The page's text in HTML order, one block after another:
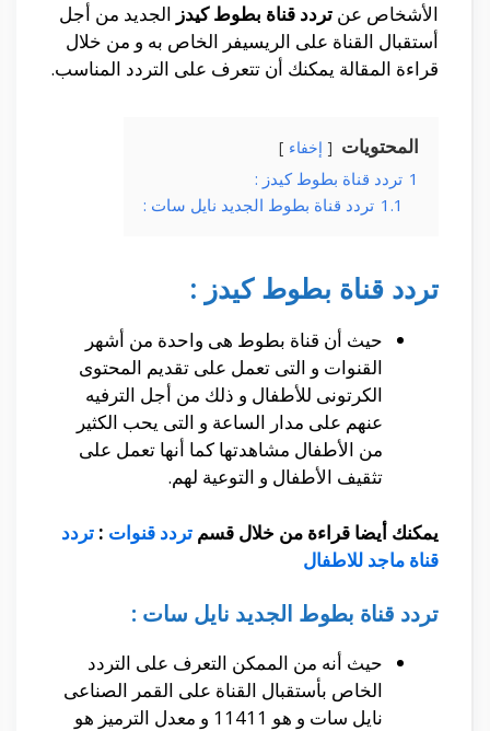
الأشخاص عن تردد قناة بطوط كيدز الجديد من أجل
أستقبال القناة على الريسيفر الخاص به و من خلال
قراءة المقالة يمكنك أن تتعرف على التردد المناسب.
المحتويات إخفاء
1 تردد قناة بطوط كيدز :
1.1 تردد قناة بطوط الجديد نايل سات :
تردد قناة بطوط كيدز :
حيث أن قناة بطوط هى واحدة من أشهر
القنوات و التى تعمل على تقديم المحتوى
الكرتونى للأطفال و ذلك من أجل الترفيه
عنهم على مدار الساعة و التى يحب الكثير
من الأطفال مشاهدتها كما أنها تعمل على
تثقيف الأطفال و التوعية لهم.
يمكنك أيضا قراءة من خلال قسم تردد قنوات : تردد
قناة ماجد للاطفال
تردد قناة بطوط الجديد نايل سات :
حيث أنه من الممكن التعرف على التردد
الخاص بأستقبال القناة على القمر الصناعى
نايل سات و هو 11411 و معدل الترميز هو